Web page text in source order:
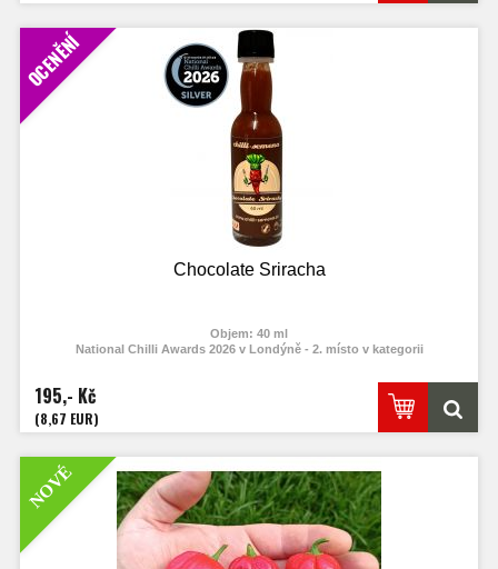
OCENĚNÍ
Chocolate Sriracha
Objem: 40 ml
National Chilli Awards 2026 v Londýně - 2. místo v kategorii
195,- Kč
(8,67 EUR)
NOVÉ